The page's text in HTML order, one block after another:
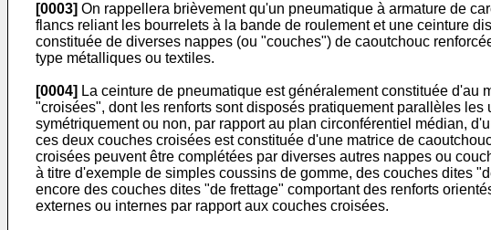
[0003] On rappellera brièvement qu'un pneumatique à armature de
flancs reliant les bourrelets à la bande de roulement et une ceinture
constituée de diverses nappes (ou "couches") de caoutchouc
type métalliques ou textiles.
[0004] La ceinture de pneumatique est généralement constituée
"croisées", dont les renforts sont disposés pratiquement parallèles
symétriquement ou non, par rapport au plan circonférentiel médian,
ces deux couches croisées est constituée d'une matrice de
croisées peuvent être complétées par diverses autres nappes ou
à titre d'exemple de simples coussins de gomme, des couches dites
encore des couches dites "de frettage" comportant des renforts
externes ou internes par rapport aux couches croisées.